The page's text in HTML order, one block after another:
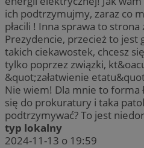
ich podtrzymujmy, zaraz co
płacili ! Inna sprawa to strona
Prezydencie, przecież to jest
takich ciekawostek, chcesz
tylko poprzez związki,
&quot;załatwienie
Nie wiem! Dla mnie to forma
się do prokuratury i taka
podtrzymywać? To jest
typ lokalny
2024-11-13 o 19:59